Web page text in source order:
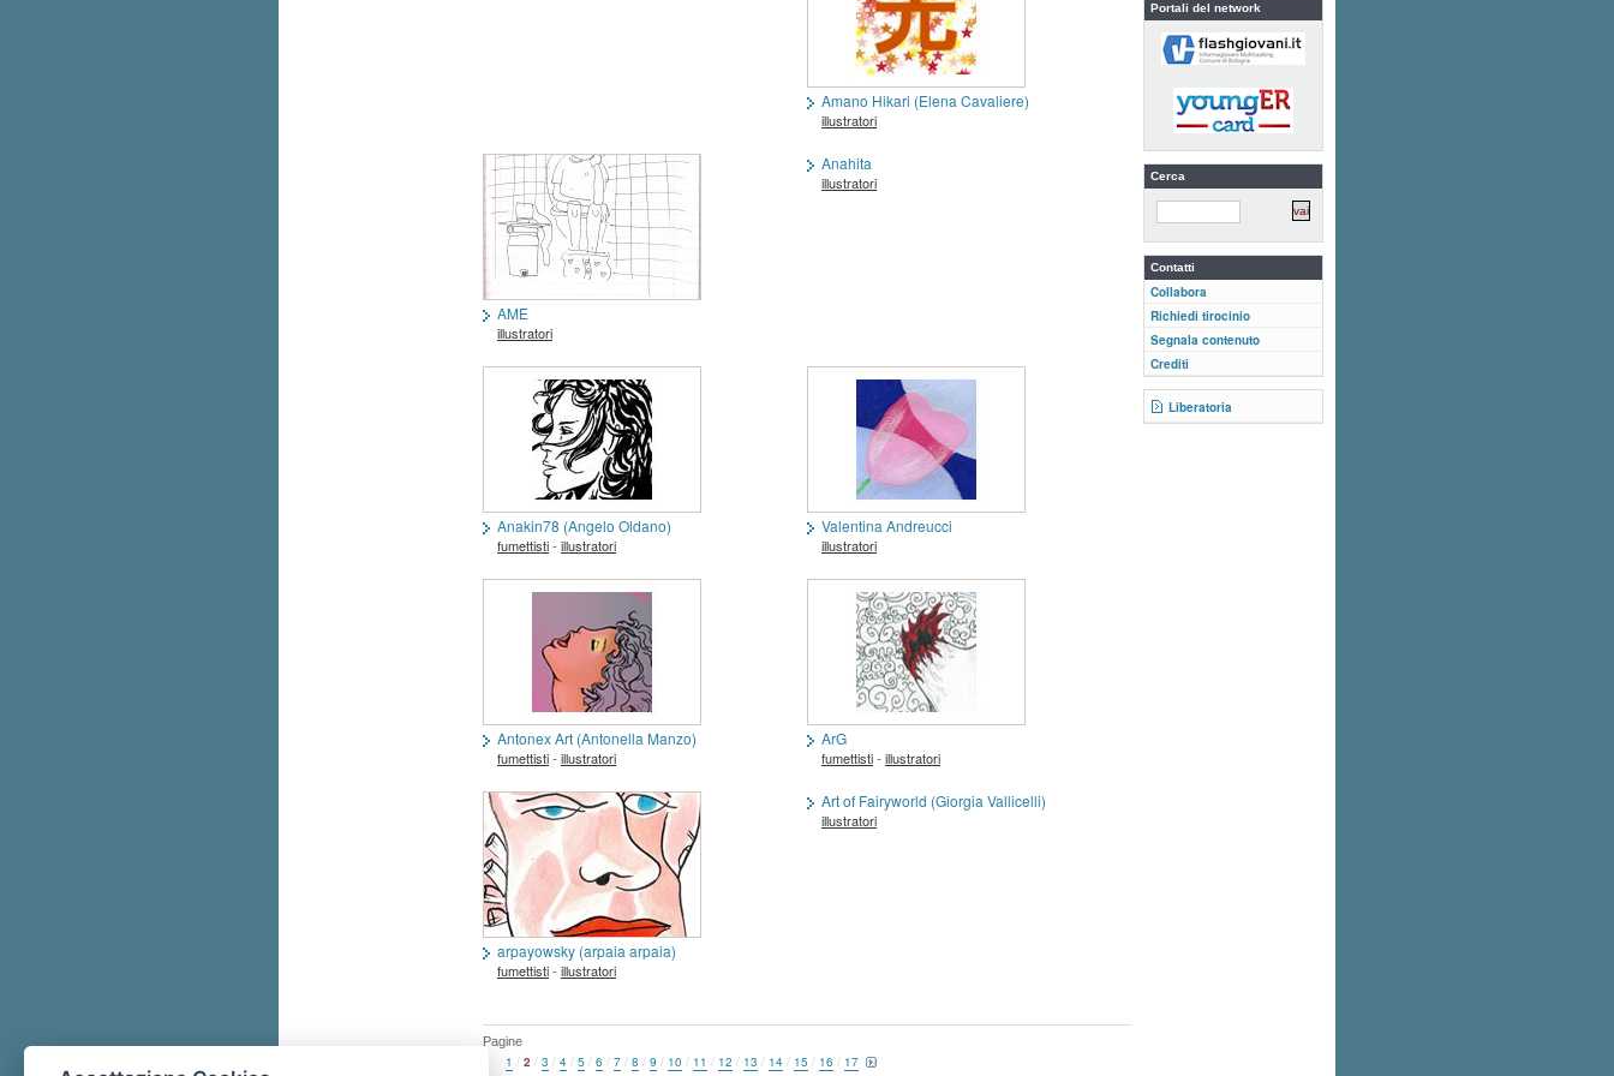
Amano Hikari (Elena Cavaliere)
illustratori
AME
illustratori
Anahita
illustratori
Anakin78 (Angelo Oldano)
fumettisti-illustratori
Valentina Andreucci
illustratori
Antonex Art (Antonella Manzo)
fumettisti-illustratori
ArG
fumettisti-illustratori
arpayowsky (arpaia arpaia)
fumettisti-illustratori
Art of Fairyworld (Giorgia Vallicelli)
illustratori
Pagine
1 / 2 / 3 / 4 / 5 / 6 / 7 / 8 / 9 / 10 / 11 / 12 / 13 / 14 / 15 / 16 / 17
Portali del network
Cerca
Contatti
Collabora
Richiedi tirocinio
Segnala contenuto
Crediti
Liberatoria